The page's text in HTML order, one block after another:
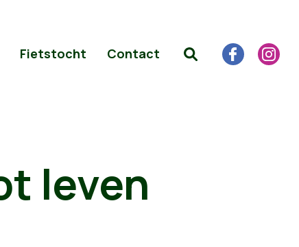
Fietstocht Contact
leven